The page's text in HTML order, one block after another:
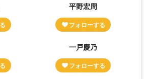
平野宏周
一戸慶乃